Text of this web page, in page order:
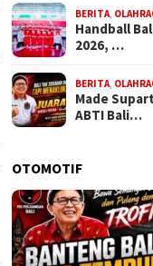
BERITA,
Handball
2026, …
BERITA,
Made
ABTI Bali…
OTOMOTIF